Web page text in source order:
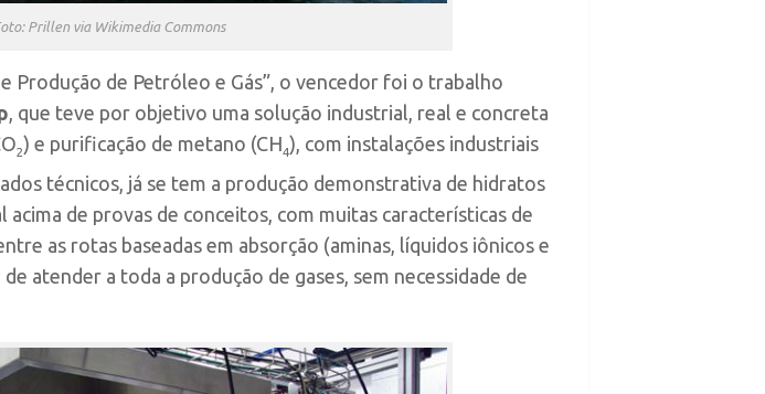
Prillen via Wikimedia Commons
Produção de Petróleo e Gás”, o vencedor foi o trabalho
, que teve por objetivo uma solução industrial, real e concreta
2) e purificação de metano (CH4), com instalações industriais
técnicos, já se tem a produção demonstrativa de hidratos
de provas de conceitos, com muitas características de
as rotas baseadas em absorção (aminas, líquidos iônicos e
atender a toda a produção de gases, sem necessidade de